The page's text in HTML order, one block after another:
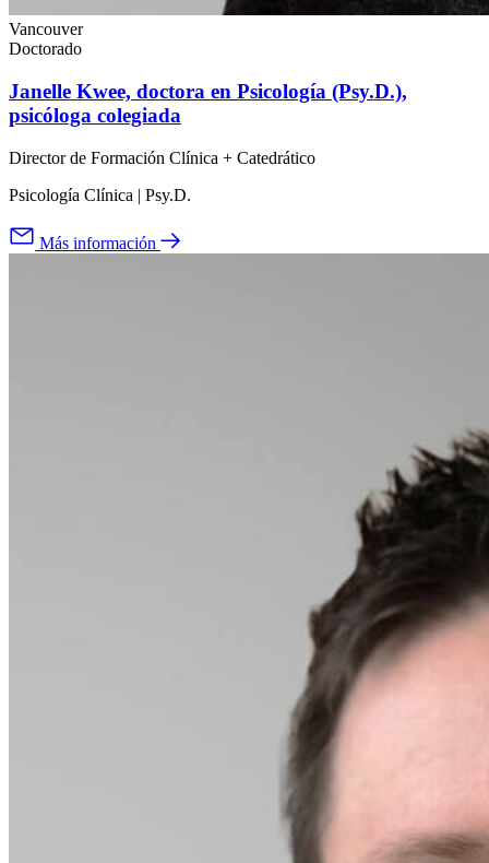
Vancouver
Doctorado
Janelle Kwee, doctora en Psicología (Psy.D.),
psicóloga colegiada
Director de Formación Clínica + Catedrático
Psicología Clínica | Psy.D.
Más información